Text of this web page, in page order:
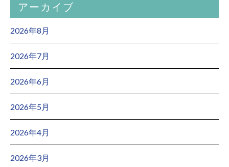
アーカイブ
2026年8月
2026年7月
2026年6月
2026年5月
2026年4月
2026年3月